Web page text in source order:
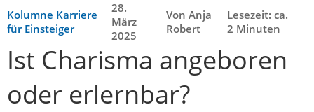
Kolumne Karriere
für Einsteiger
28.
März
2025
Von Anja
Robert
Lesezeit: ca.
2 Minuten
Ist Charisma angeboren
oder erlernbar?